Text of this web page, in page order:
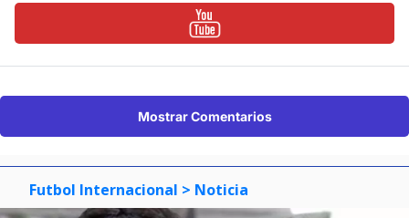
Mostrar Comentarios
Futbol Internacional > Noticia